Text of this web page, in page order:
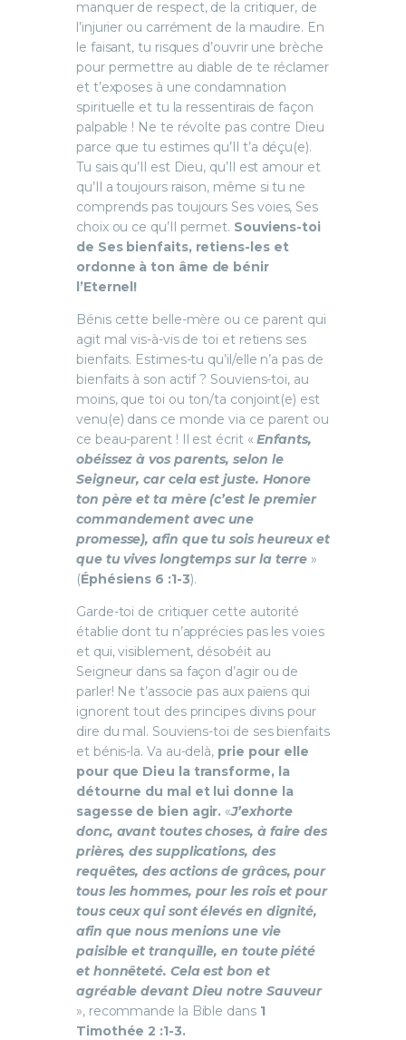
manquer de respect, de la critiquer, de
l’injurier ou carrément de la maudire. En
le faisant, tu risques d’ouvrir une brèche
pour permettre au diable de te réclamer
et t’exposes à une condamnation
spirituelle et tu la ressentirais de façon
palpable ! Ne te révolte pas contre Dieu
parce que tu estimes qu’Il t’a déçu(e).
Tu sais qu’Il est Dieu, qu’Il est amour et
qu’Il a toujours raison, même si tu ne
comprends pas toujours Ses voies, Ses
choix ou ce qu’Il permet. Souviens-toi
de Ses bienfaits, retiens-les et
ordonne à ton âme de bénir
l’Eternel!
Bénis cette belle-mère ou ce parent qui
agit mal vis-à-vis de toi et retiens ses
bienfaits. Estimes-tu qu’il/elle n’a pas de
bienfaits à son actif ? Souviens-toi, au
moins, que toi ou ton/ta conjoint(e) est
venu(e) dans ce monde via ce parent ou
ce beau-parent ! Il est écrit «Enfants,
obéissez à vos parents, selon le
Seigneur, car cela est juste. Honore
ton père et ta mère (c’est le premier
commandement avec une
promesse), afin que tu sois heureux et
que tu vives longtemps sur la terre »
(Éphésiens 6 :1-3).
Garde-toi de critiquer cette autorité
établie dont tu n’apprécies pas les voies
et qui, visiblement, désobéit au
Seigneur dans sa façon d’agir ou de
parler! Ne t’associe pas aux païens qui
ignorent tout des principes divins pour
dire du mal. Souviens-toi de ses bienfaits
et bénis-la. Va au-delà, prie pour elle
pour que Dieu la transforme, la
détourne du mal et lui donne la
sagesse de bien agir. «J’exhorte
donc, avant toutes choses, à faire des
prières, des supplications, des
requêtes, des actions de grâces, pour
tous les hommes, pour les rois et pour
tous ceux qui sont élevés en dignité,
afin que nous menions une vie
paisible et tranquille, en toute piété
et honnêteté. Cela est bon et
agréable devant Dieu notre Sauveur
», recommande la Bible dans 1
Timothée 2 :1-3.